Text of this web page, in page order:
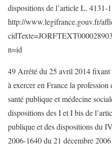
dispositions de l’article L. 4131-
http://www.legifrance.gouv.fr/
n=id
49 Arrêté du 25 avril 2014 fixant
à exercer en France la
santé publique et médecine
dispositions des I et I bis de
publique et des dispositions du
2006-1640 du 21 décembre